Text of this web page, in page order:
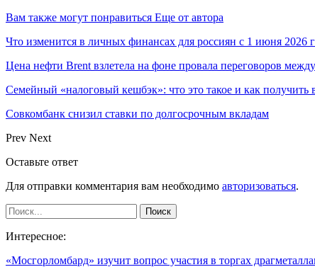
Вам также могут понравиться Еще от автора
Что изменится в личных финансах для россиян с 1 июня 2026
Цена нефти Brent взлетела на фоне провала переговоров
Семейный «налоговый кешбэк»: что это такое и как получить
Совкомбанк снизил ставки по долгосрочным вкладам
Prev Next
Оставьте ответ
Для отправки комментария вам необходимо авторизоваться.
Интересное:
«Мосгорломбард» изучит вопрос участия в торгах